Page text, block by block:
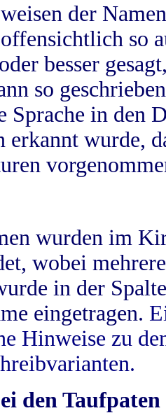
der
so
besser
so
Sprache in
erkannt wurde,
wurden im
wobei
in der
eingetragen.
Hinweise zu
den Taufpaten